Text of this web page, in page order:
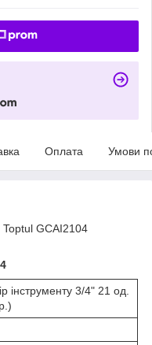
Оплата Умови
Toptul GCAI2104
інструменту 3/4" 21 од.